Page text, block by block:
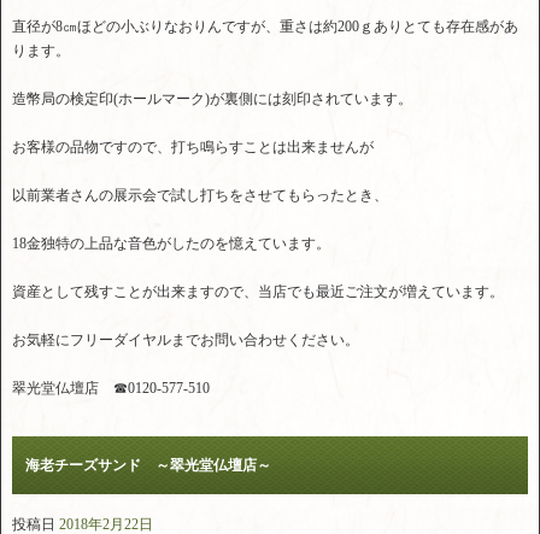
直径が8㎝ほどの小ぶりなおりんですが、重さは約200ｇありとても存在感があ
ります。
造幣局の検定印(ホールマーク)が裏側には刻印されています。
お客様の品物ですので、打ち鳴らすことは出来ませんが
以前業者さんの展示会で試し打ちをさせてもらったとき、
18金独特の上品な音色がしたのを憶えています。
資産として残すことが出来ますので、当店でも最近ご注文が増えています。
お気軽にフリーダイヤルまでお問い合わせください。
翠光堂仏壇店 ☎0120-577-510
海老チーズサンド ～翠光堂仏壇店～
投稿日 2018年2月22日